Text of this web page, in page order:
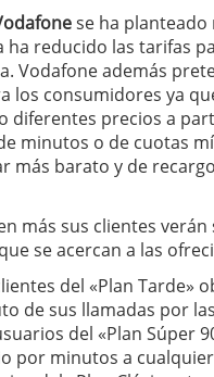
se ha
ha reducido las tarifas
Vodafone además
los consumidores ya
diferentes precios a
minutos o de cuotas
más barato y de
más sus clientes
se acercan a las
del «Plan Tarde»
de sus llamadas por
del «Plan Súper
por minutos a